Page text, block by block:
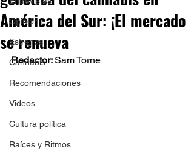
Opinión
Estrenos
Cannabis
Recomendaciones
Videos
Cultura política
Raíces y Ritmos
América del Sur: ¡El mercado
se renueva
Redactor: Sam Torne